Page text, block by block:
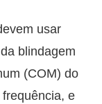
usar
blindagem
(COM) do
e